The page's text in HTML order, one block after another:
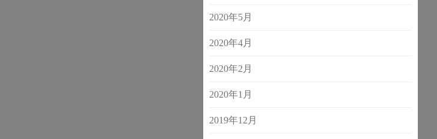
2020年5月
2020年4月
2020年2月
2020年1月
2019年12月